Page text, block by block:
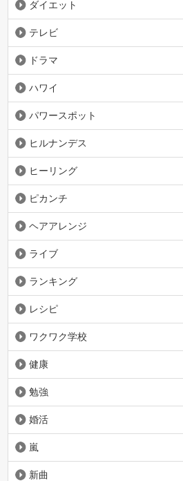
ダイエット
テレビ
ドラマ
ハワイ
パワースポット
ヒルナンデス
ヒーリング
ピカンチ
ヘアアレンジ
ライブ
ランキング
レシピ
ワクワク学校
健康
勉強
婚活
嵐
新曲